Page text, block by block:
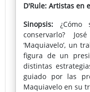
D'Rule: Artistas en
Sinopsis:
conservarlo?
‘Maquiavelo’, un
figura de un
distintas
guiado por las
Maquiavelo en su